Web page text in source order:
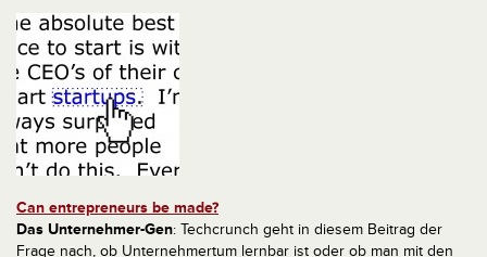
Can entrepreneurs be made?
Das Unternehmer-Gen: Techcrunch geht in diesem Beitrag der
Frage nach, ob Unternehmertum lernbar ist oder ob man mit den